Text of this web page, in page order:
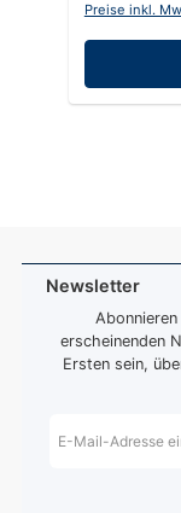
Preise inkl.
Newsletter
erscheinenden
Ersten sein,
Mail-